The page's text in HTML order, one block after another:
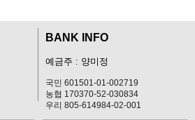
BANK INFO
예금주 : 양미정
국민 601501-01-002719
농협 170370-52-030834
우리 805-614984-02-001